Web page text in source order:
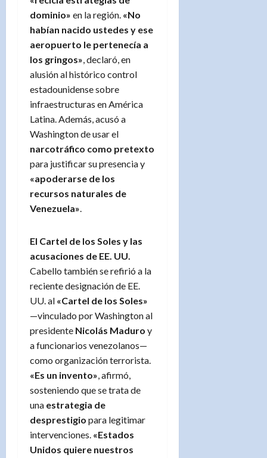
dominio» en la región. «No
habían nacido ustedes y ese
aeropuerto le pertenecía a
los gringos», declaró, en
alusión al histórico control
estadounidense sobre
infraestructuras en América
Latina. Además, acusó a
Washington de usar el
narcotráfico como pretexto
para justificar su presencia y
«apoderarse de los
recursos naturales de
Venezuela».
El Cartel de los Soles y las
acusaciones de EE. UU.
Cabello también se refirió a la
reciente designación de EE.
UU. al «Cartel de los Soles»
—vinculado por Washington al
presidente Nicolás Maduro y
a funcionarios venezolanos—
como organización terrorista.
«Es un invento», afirmó,
sosteniendo que se trata de
una estrategia de
desprestigio para legitimar
intervenciones. «Estados
Unidos quiere nuestros